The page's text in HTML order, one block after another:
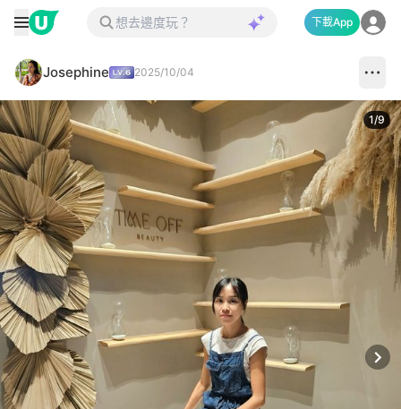
下載App
Josephine 2025/10/04
1/9